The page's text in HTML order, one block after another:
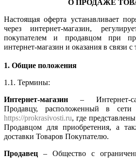
О ПРОДАЖЕ
Настоящая оферта устанавливает
через интернет-магазин,
покупателем и продавцом при
интернет-магазин и оказания в связи с
1. Общие положения
1.1. Термины:
Интернет-магазин – Интернет-
Продавцу, расположенный в
https://prokrasivosti.ru, где
Продавцом для приобретения, а
доставки Товаров Покупателю.
Продавец – Общество с